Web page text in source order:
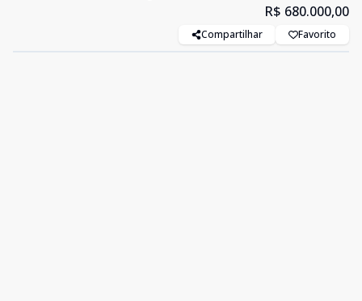
R$ 680.000,00
Compartilhar Favorito